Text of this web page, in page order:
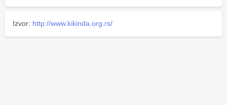
Izvor: http://www.kikinda.org.rs/